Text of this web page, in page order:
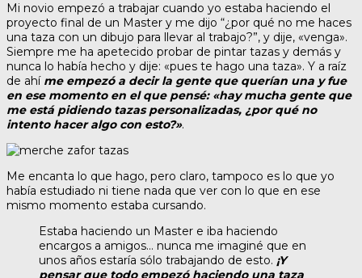
Mi novio empezó a trabajar cuando yo estaba haciendo el
proyecto final de un Master y me dijo “¿por qué no me haces
una taza con un dibujo para llevar al trabajo?”, y dije, «venga».
Siempre me ha apetecido probar de pintar tazas y demás y
nunca lo había hecho y dije: «pues te hago una taza». Y a raíz
de ahí me empezó a decir la gente que querían una y fue
en ese momento en el que pensé: «hay mucha gente que
me está pidiendo tazas personalizadas, ¿por qué no
intento hacer algo con esto?».
Me encanta lo que hago, pero claro, tampoco es lo que yo
había estudiado ni tiene nada que ver con lo que en ese
mismo momento estaba cursando.
Estaba haciendo un Master e iba haciendo
encargos a amigos… nunca me imaginé que en
unos años estaría sólo trabajando de esto. ¡Y
pensar que todo empezó haciendo una taza